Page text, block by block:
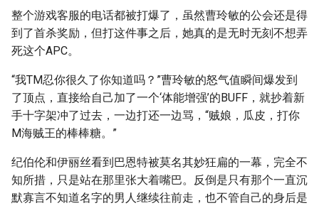
整个游戏客服的电话都被打爆了，虽然曹玲敏的公会还是得
到了首杀奖励，但打这件事之后，她真的是无时无刻不想弄
死这个APC。
“我TM忍你很久了你知道吗？”曹玲敏的怒气值瞬间爆发到
了顶点，直接给自己加了一个‘体能增强’的BUFF，就抄着新
手十字架冲了过去，一边打还一边骂，“贼娘，瓜皮，打你
M海贼王的棒棒糖。”
纪伯伦和伊丽丝看到巴恩特被莫名其妙狂扁的一幕，完全不
知所措，只是站在那里张大着嘴巴。反倒是只有那个一直沉
默寡言不知道名字的男人继续往前走，也不管自己的身后是